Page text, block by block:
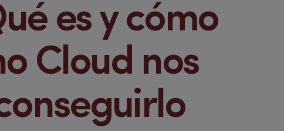
es y cómo
Cloud nos